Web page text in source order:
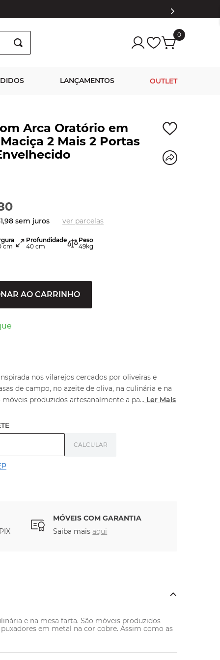
0
LANÇAMENTOS OUTLET
Arca Oratório em
2 Mais 2 Portas
,98 sem juros ver parcelas
cm
Profundidade
40 cm
Peso
49kg
AO CARRINHO
nos vilarejos cercados por oliveiras e
de campo, no azeite de oliva, na culinária e na
móveis produzidos artesanalmente a pa... Ler Mais
MÓVEIS COM GARANTIA
Saiba mais aqui
e na mesa farta. São móveis produzidos
em metal na cor cobre. Assim como as